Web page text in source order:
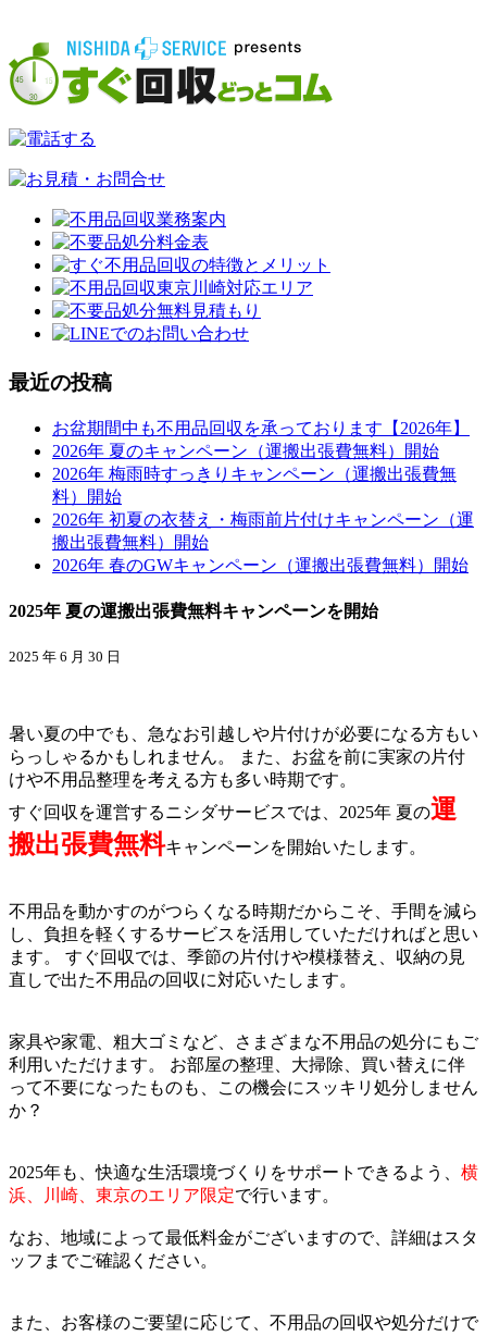
最近の投稿
お盆期間中も不用品回収を承っております【2026年】
2026年 夏のキャンペーン（運搬出張費無料）開始
2026年 梅雨時すっきりキャンペーン（運搬出張費無
料）開始
2026年 初夏の衣替え・梅雨前片付けキャンペーン（運
搬出張費無料）開始
2026年 春のGWキャンペーン（運搬出張費無料）開始
2025年 夏の運搬出張費無料キャンペーンを開始
2025 年 6 月 30 日
暑い夏の中でも、急なお引越しや片付けが必要になる方もい
らっしゃるかもしれません。 また、お盆を前に実家の片付
けや不用品整理を考える方も多い時期です。
すぐ回収を運営するニシダサービスでは、2025年 夏の運
搬出張費無料キャンペーンを開始いたします。
不用品を動かすのがつらくなる時期だからこそ、手間を減ら
し、負担を軽くするサービスを活用していただければと思い
ます。 すぐ回収では、季節の片付けや模様替え、収納の見
直しで出た不用品の回収に対応いたします。
家具や家電、粗大ゴミなど、さまざまな不用品の処分にもご
利用いただけます。 お部屋の整理、大掃除、買い替えに伴
って不要になったものも、この機会にスッキリ処分しません
か？
2025年も、快適な生活環境づくりをサポートできるよう、 横
浜、川崎、東京のエリア限定で行います。
なお、地域によって最低料金がございますので、詳細はスタ
ッフまでご確認ください。
また、お客様のご要望に応じて、不用品の回収や処分だけで